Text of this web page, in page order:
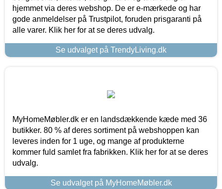
hjemmet via deres webshop. De er e-mærkede og har
gode anmeldelser på Trustpilot, foruden prisgaranti på
alle varer. Klik her for at se deres udvalg.
Se udvalget på TrendyLiving.dk
MyHomeMøbler.dk er en landsdækkende kæde med 36
butikker. 80 % af deres sortiment på webshoppen kan
leveres inden for 1 uge, og mange af produkterne
kommer fuld samlet fra fabrikken. Klik her for at se deres
udvalg.
Se udvalget på MyHomeMøbler.dk